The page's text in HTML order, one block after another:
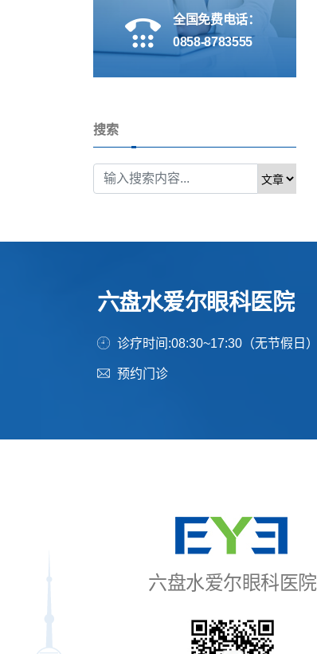
全国免费电话：
0858-8783555
搜索
六盘水爱尔眼科医院
诊疗时间:08:30~17:30（无节假日）
预约门诊
六盘水爱尔眼科医院